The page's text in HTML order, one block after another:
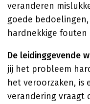
veranderen
goede
hardnekkige fouten
De leidinggevende
jij het probleem
het veroorzaken, is
verandering vraagt